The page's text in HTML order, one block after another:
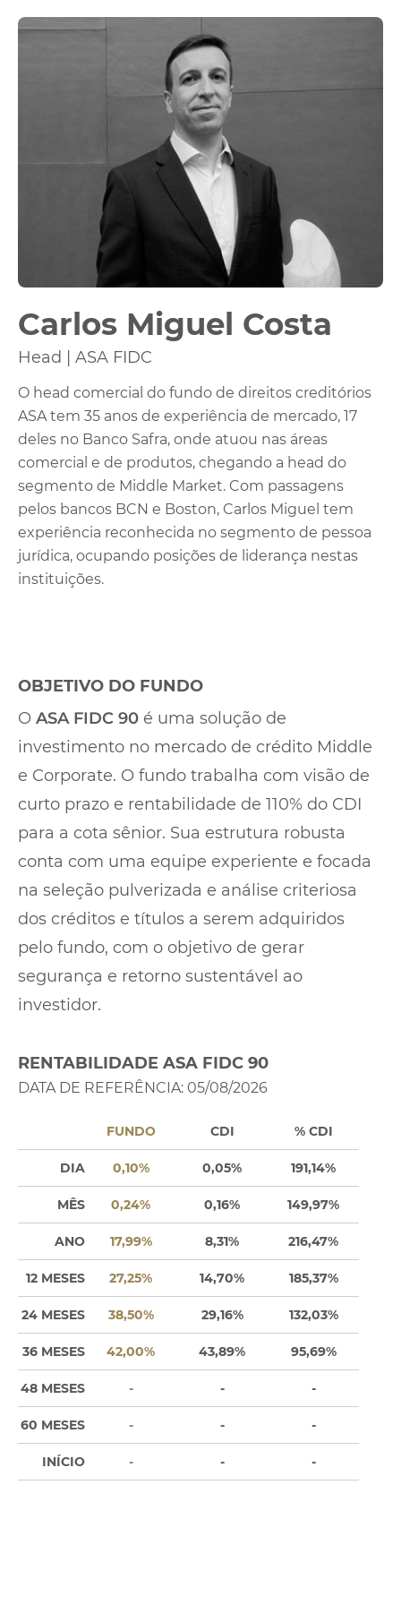
Carlos Miguel Costa
Head | ASA FIDC
O head comercial do fundo de direitos creditórios
ASA tem 35 anos de experiência de mercado, 17
deles no Banco Safra, onde atuou nas áreas
comercial e de produtos, chegando a head do
segmento de Middle Market. Com passagens
pelos bancos BCN e Boston, Carlos Miguel tem
experiência reconhecida no segmento de pessoa
jurídica, ocupando posições de liderança nestas
instituições.
OBJETIVO DO FUNDO
O ASA FIDC 90 é uma solução de
investimento no mercado de crédito Middle
e Corporate. O fundo trabalha com visão de
curto prazo e rentabilidade de 110% do CDI
para a cota sênior. Sua estrutura robusta
conta com uma equipe experiente e focada
na seleção pulverizada e análise criteriosa
dos créditos e títulos a serem adquiridos
pelo fundo, com o objetivo de gerar
segurança e retorno sustentável ao
investidor.
RENTABILIDADE ASA FIDC 90
DATA DE REFERÊNCIA: 05/08/2026
FUNDO CDI % CDI
DIA 0,10% 0,05% 191,14%
MÊS 0,24% 0,16% 149,97%
ANO 17,99% 8,31% 216,47%
12 MESES 27,25% 14,70% 185,37%
24 MESES 38,50% 29,16% 132,03%
36 MESES 42,00% 43,89% 95,69%
48 MESES - - -
60 MESES - - -
INÍCIO - - -